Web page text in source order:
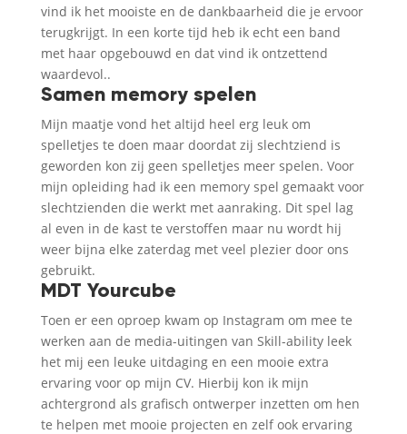
vind ik het mooiste en de dankbaarheid die je ervoor
terugkrijgt. In een korte tijd heb ik echt een band
met haar opgebouwd en dat vind ik ontzettend
waardevol..
Samen memory spelen
Mijn maatje vond het altijd heel erg leuk om
spelletjes te doen maar doordat zij slechtziend is
geworden kon zij geen spelletjes meer spelen. Voor
mijn opleiding had ik een memory spel gemaakt voor
slechtzienden die werkt met aanraking. Dit spel lag
al even in de kast te verstoffen maar nu wordt hij
weer bijna elke zaterdag met veel plezier door ons
gebruikt.
MDT Yourcube
Toen er een oproep kwam op Instagram om mee te
werken aan de media-uitingen van Skill-ability leek
het mij een leuke uitdaging en een mooie extra
ervaring voor op mijn CV. Hierbij kon ik mijn
achtergrond als grafisch ontwerper inzetten om hen
te helpen met mooie projecten en zelf ook ervaring